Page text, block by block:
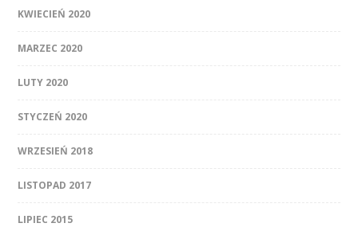
KWIECIEŃ 2020
MARZEC 2020
LUTY 2020
STYCZEŃ 2020
WRZESIEŃ 2018
LISTOPAD 2017
LIPIEC 2015